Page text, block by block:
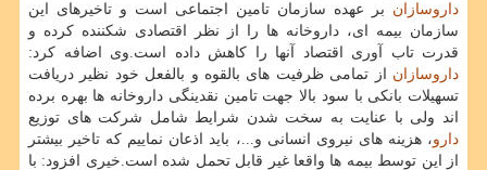
داروسازان بر عهده سازمان تامین اجتماعی است و تاخیرهای این
سازمان بیمه ای، داروخانه ها را از نظر اقتصادی شكننده كرده و
قدرت تاب آوری اقتصاد آنها را كاهش داده است.وی اضافه كرد:
داروسازان از تمامی ظرفیت های بالقوه و بالفعل خود نظیر دریافت
تسهیلات بانكی با سود بالا جهت تامین نقدینگی داروخانه ها بهره برده
اند ولی با عنایت به سخت شدن شرایط شامل شركت های توزیع
دارو، هزینه های نیروی انسانی و...، باید اذعان نماییم كه تاخیر بیشتر
از این توسط بیمه ها واقعا غیر قابل تحمل شده است.خیری افزود: با